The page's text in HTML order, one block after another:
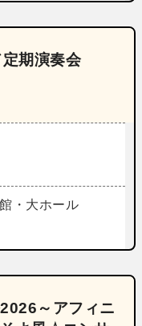
期演奏会
・大ホール
～アフィニ